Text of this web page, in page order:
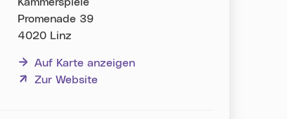
Promenade 39
4020 Linz
Auf Karte anzeigen
Zur Website
(neues Fenster)